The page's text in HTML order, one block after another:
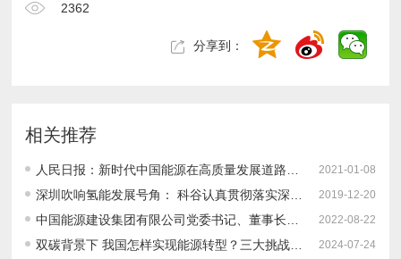
2362
分享到：
相关推荐
2021-01-08
2019-12-20
2022-08-22
双碳背景下 我国怎样实现能源转型？三大挑战、转型路径、发展建议 2024-07-24